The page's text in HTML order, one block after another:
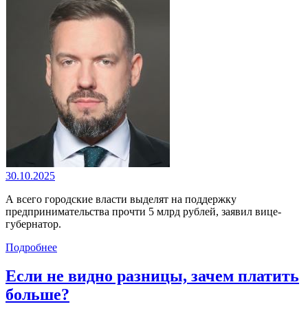
30.10.2025
А всего городские власти выделят на поддержку
предпринимательства прочти 5 млрд рублей, заявил вице-
губернатор.
Подробнее
Если не видно разницы, зачем платить
больше?